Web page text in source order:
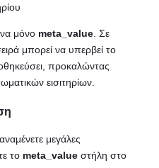
μόνο meta_value. Σε
μπορεί να υπερβεί το
προκαλώντας
εισιτηρίων.
μεγάλες
το meta_value στήλη στο